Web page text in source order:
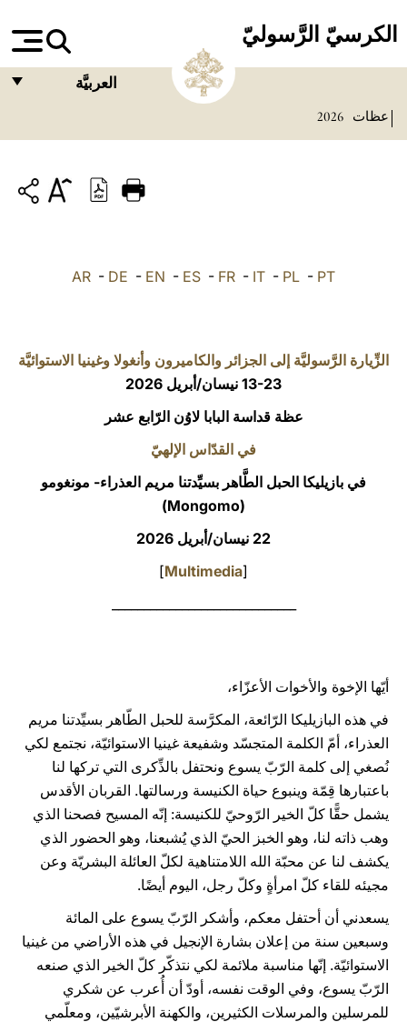
الكرسيّ الرَّسوليّ
العربيَّة
ITALIANO
العربيّة
عظات 2026
AR - DE - EN - ES - FR - IT - PL - PT
الزِّيارة الرَّسوليَّة إلى الجزائر والكاميرون وأنغولا وغينيا الاستوائيَّة
13-23 نيسان/أبريل 2026
عظة قداسة البابا لاوُن الرّابع عشر
في القدّاس الإلهيّ
في بازيليكا الحبل الطَّاهر بسيِّدتنا مريم العذراء- مونغومو
(Mongomo)
22 نيسان/أبريل 2026
[
Multimedia
]
أيّها الإخوة والأخوات الأعزّاء،
في هذه البازيليكا الرّائعة، المكرَّسة للحبل الطّاهر بسيِّدتنا مريم
العذراء، أمّ الكلمة المتجسّد وشفيعة غينيا الاستوائيّة، نجتمع لكي
نُصغي إلى كلمة الرّبّ يسوع ونحتفل بالذِّكرى التي تركها لنا
باعتبارها قِمّة وينبوع حياة الكنيسة ورسالتها. القربان الأقدس
يشمل حقًّا كلّ الخير الرّوحيّ للكنيسة: إنّه المسيح فصحنا الذي
وهب ذاته لنا، وهو الخبز الحيّ الذي يُشبعنا، وهو الحضور الذي
يكشف لنا عن محبّة الله اللامتناهية لكلّ العائلة البشريّة وعن
مجيئه للقاء كلّ امرأةٍ وكلّ رجل، اليوم أيضًا.
يسعدني أن أحتفل معكم، وأشكر الرّبّ يسوع على المائة
وسبعين سنة من إعلان بشارة الإنجيل في هذه الأراضي من غينيا
الاستوائيّة. إنّها مناسبة ملائمة لكي نتذكّر كلّ الخير الذي صنعه
الرّبّ يسوع، وفي الوقت نفسه، أودّ أن أُعرب عن شكري
للمرسلين والمرسلات الكثيرين، والكهنة الأبرشيّين، ومعلّمي